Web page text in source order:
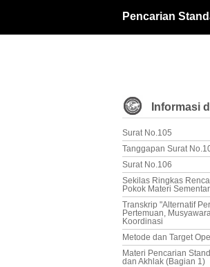
Pencarian
Informasi
Surat No.105
Tanggapan Surat
Surat No.106
Sekilas Ringkas
Pokok Materi
Transkrip "Alternatif
Pertemuan,
Koordinasi
Metode dan Target
Materi Pencarian
dan Akhlak (Bagian 1)